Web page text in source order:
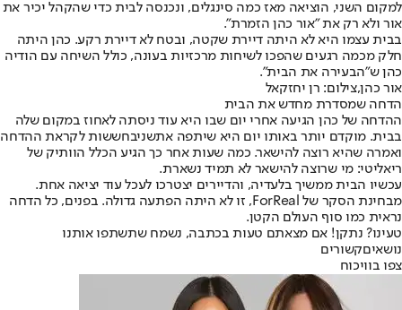
למקום השני, הוציאה מאז כמה סינגלים, ונכנסה לבית כדי שהקהל יכיר את
אור ולא רק את "אור כהן הזמרת".
בבית עצמו היא לא היתה דיירת שקטה, ובטח לא דיירת רקע. כהן היתה
חלק מכמה רגעים שהפכו לשיחות מרכזיות בעונה, כולל השיחה עם הודיה
כהן ש"הבעירה את הבית".
אור כהן,צילום: רן יחזקאל
הדחה שמסדרת מחדש את הבית
ההדחה של כהן הגיעה אחרי יום שבו היא עוד ניסתה לאחוז במקום שלה
בבית. מוקדם יותר באותו יום היא שיתפה אתשניבחששות לקראת ההדחה
ואמרה שהיא רוצה להישאר. כמה שעות אחר כך הגיע הכלל הוותיק של
ריאליטי: מי שרוצה להישאר לא תמיד נשארת.
עכשיו הבית ממשיך בלעדיה, והדיירים יצטרכו לעכל עוד יציאה אחת.
מבחינת הסקר של ForReal, זו לא היתה הפתעה גדולה. בפנים, כל הדחה
נראית כמו סוף העולם הקטן.
טעינו? נתקן! אם מצאתם טעות בכתבה, נשמח שתשתפו אותנו
נושאיםקשורים
צפו בוויכוח